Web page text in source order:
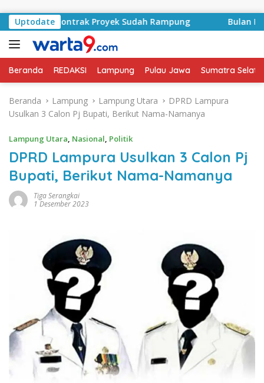
Uptodate
Kontrak Proyek Sudah Rampung Bulan
Beranda REDAKSI Lampung Pulau Jawa Sumatra
Beranda Lampung Lampung Utara
DPRD Lampura
Usulkan 3 Calon Pj Bupati, Berikut Nama-Namanya
Lampung Utara, Nasional, Politik
DPRD Lampura Usulkan 3 Calon Pj
Bupati, Berikut Nama-Namanya
Tiga Serangkai
1 Desember 2023